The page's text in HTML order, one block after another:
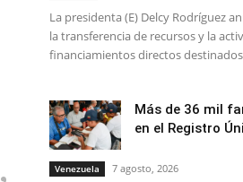
La presidenta (E) Delcy Rodríguez
la transferencia de recursos y la
financiamientos directos
Más de 36 mil
en el Registro
Venezuela 7 agosto, 2026